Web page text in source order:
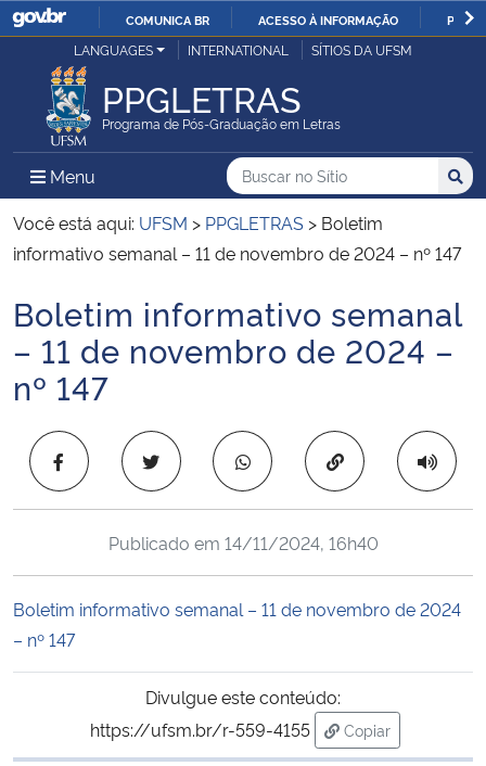
IR
O
COMUNICA BR ACESSO À INFORMAÇÃO
Ministério da Justiça e Segurança Pública
Ministério da Defesa
Ministério das Relações Exteriores
Ministério da Infraestrutura
Ministério da Agricultura, Pecuária e Abastecimento
Ministério da Educação
Ministério de Minas e Energia
Ministério da Ciência, Tecnologia, Inovações e Comunicações
Ministério do Meio Ambiente
LANGUAGES INTERNATIONAL SÍTIOS DA UFSM
PPGLETRAS
Programa de Pós-Graduação em Letras
Menu Menu Principal do Sítio
Busca
Buscar no no Sítio
Busca:
Você está aqui: UFSM > PPGLETRAS > Boletim
informativo semanal – 11 de novembro de 2024 – nº 147
Início do conteúdo
Boletim informativo semanal
– 11 de novembro de 2024 –
nº 147
Copiar para área
Publicado em 14/11/2024, 16h40
Boletim informativo semanal – 11 de novembro de 2024
– nº 147
Divulgue este conteúdo:
https://ufsm.br/r-559-4155
Copiar
para área de